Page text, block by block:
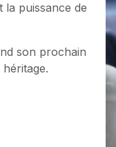
la puissance de
son prochain